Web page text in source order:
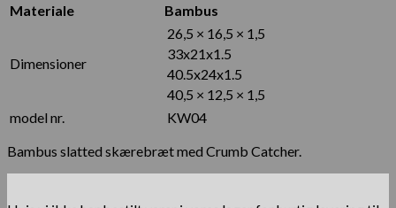
Materiale
Bambus
Dimensioner
26,5 × 16,5 × 1,5
33x21x1.5
40.5x24x1.5
40,5 × 12,5 × 1,5
model nr.
KW04
Bambus slatted skærebræt med Crumb Catcher.